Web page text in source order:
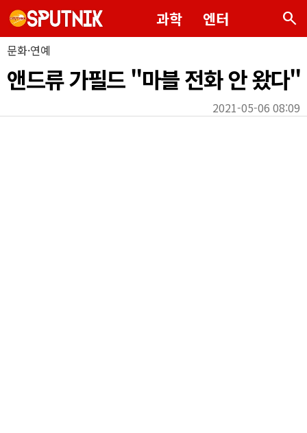
과학 엔터 search
문화·연예
앤드류 가필드 "마블 전화 안 왔다"
2021-05-06 08:09